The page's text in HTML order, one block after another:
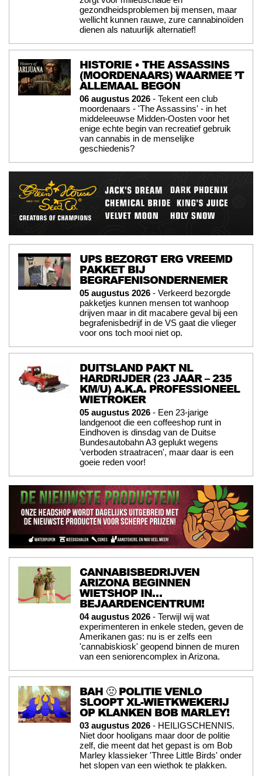
gezondheidsproblemen bij mensen, maar
wellicht kunnen rauwe, zure cannabinoïden
dienen als natuurlijk alternatief!
HISTORIE • THE ASSASSINS
(MOORDENAARS) WAARMEE ’T
ALLEMAAL BEGON
06 augustus 2026 - Tekent een club
moordenaars - 'The Assassins' - in het
middeleeuwse Midden-Oosten voor het
enige echte begin van recreatief gebruik
van cannabis in de menselijke
geschiedenis?
UPS BEZORGT ERG VREEMD
PAKKET BIJ
BEGRAFENISONDERNEMER
05 augustus 2026 - Verkeerd bezorgde
pakketjes kunnen mensen tot wanhoop
drijven maar in dit macabere geval bij een
begrafenisbedrijf in de VS gaat die vlieger
voor ons toch mooi niet op.
DUITSLAND PAKT NL
HARDRIJDER (23 JAAR – 235
KM/U) A.K.A. PROFESSIONEEL
WIETROKER
05 augustus 2026 - Een 23-jarige
landgenoot die een coffeeshop runt in
Eindhoven is dinsdag van de Duitse
Bundesautobahn A3 geplukt wegens
'verboden straatracen', maar daar is een
goeie reden voor!
CANNABISBEDRIJVEN
ARIZONA BEGINNEN
WIETSHOP IN…
BEJAARDENCENTRUM!
04 augustus 2026 - Terwijl wij wat
experimenteren in enkele steden, geven de
Amerikanen gas: nu is er zelfs een
'cannabiskiosk' geopend binnen de muren
van een seniorencomplex in Arizona.
BAH 🤢 POLITIE VENLO
SLOOPT XL-WIETKWEKERIJ
OP KLANKEN BOB MARLEY!
03 augustus 2026 - HEILIGSCHENNIS.
Niet door hooligans maar door de politie
zelf, die meent dat het gepast is om Bob
Marley klassieker 'Three Little Birds' onder
het slopen van een wiethok te plakken.